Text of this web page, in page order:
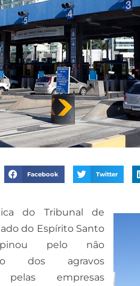
Facebook Twitter
do Tribunal de
do Espírito Santo
pelo não
dos agravos
pelas empresas